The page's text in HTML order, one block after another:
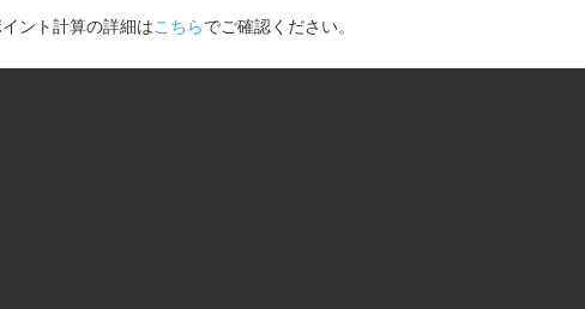
ント計算の詳細はこちらでご確認ください。